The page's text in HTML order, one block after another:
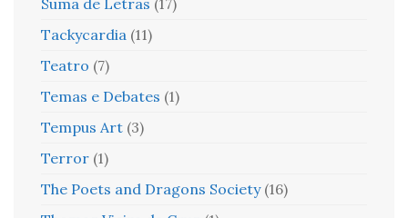
Tackycardia (11)
Teatro (7)
Temas e Debates (1)
Tempus Art (3)
Terror (1)
The Poets and Dragons Society (16)